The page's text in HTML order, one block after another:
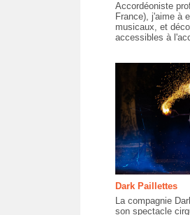
Accordéoniste
France), j'aime à
musicaux, et
accessibles à
Dark Paillettes
La compagnie
son spectacle